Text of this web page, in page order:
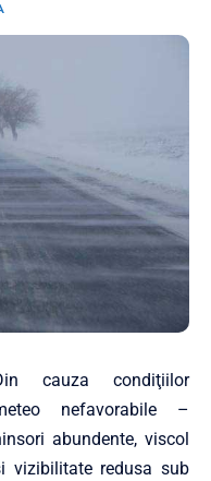
cauza condiţiilor
nefavorabile –
abundente, viscol
vizibilitate redusa sub